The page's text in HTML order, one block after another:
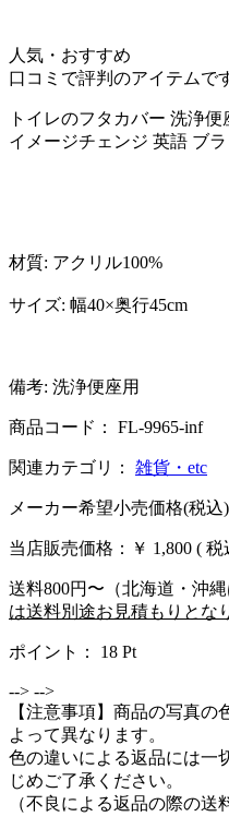
人気・おすすめ
口コミで評判のアイテムで
トイレのフタカバー 洗浄
イメージチェンジ 英語 ブラ
材質: アクリル100%
サイズ: 幅40×奥行45cm
備考: 洗浄便座用
商品コード： FL-9965-inf
関連カテゴリ： 雑貨・etc
メーカー希望小売価格(税込
当店販売価格： ￥ 1,800 ( 税
送料800円〜（北海道・沖
は送料別途お見積もりとな
ポイント： 18 Pt
--> -->
【注意事項】商品の写真
よって異なります。
色の違いによる返品には一
じめご了承ください。
（不良による返品の際の